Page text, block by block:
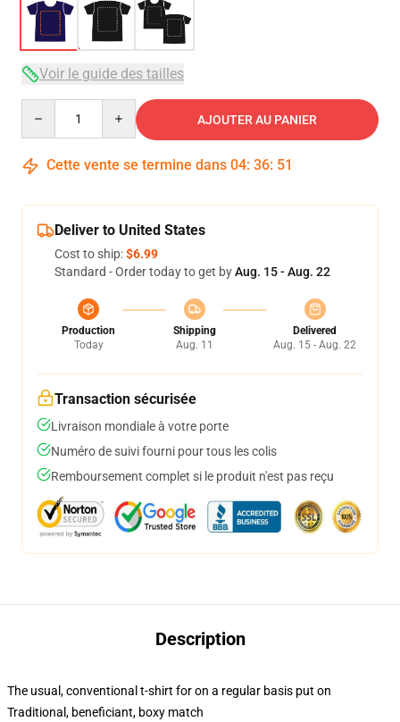
Voir le guide des tailles
AJOUTER AU PANIER
Cette vente se termine dans 04: 36: 50
Deliver to United States
Cost to ship:$6.99
Standard - Order today to get byAug. 15 - Aug. 22
Production
Today
Shipping
Aug. 11
Delivered
Aug. 15 - Aug. 22
Transaction sécurisée
Livraison mondiale à votre porte
Numéro de suivi fourni pour tous les colis
Remboursement complet si le produit n'est pas reçu
Description
The usual, conventional t-shirt for on a regular basis put on
Traditional, beneficiant, boxy match